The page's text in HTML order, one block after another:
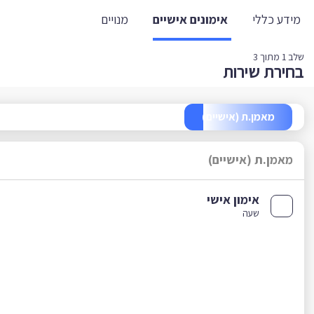
מידע כללי אימונים אישיים מנויים
שלב 1 מתוך 3
בחירת שירות
מאמן.ת (אישיים)
מאמן.ת (אישיים)
אימון אישי
שעה